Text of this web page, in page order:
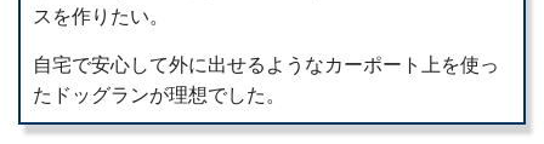
スを作りたい。
自宅で安心して外に出せるようなカーポート上を使っ
たドッグランが理想でした。